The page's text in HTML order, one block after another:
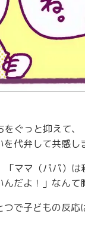
をぐっと抑えて
代弁して共感し
ママ（パパ）
だよ！」なん
で子どもの反